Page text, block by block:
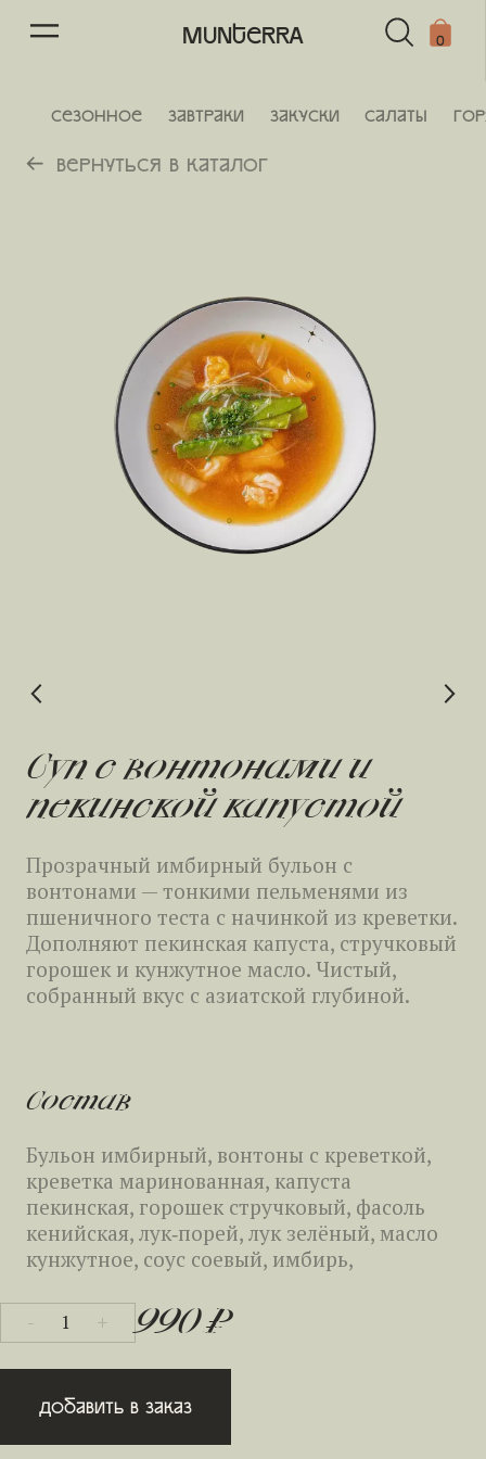
СЕЗОННОЕ Завтраки Закуски Салаты
MUNTERRA 0
Суп с вонтонами и
пекинской капустой
Прозрачный имбирный бульон с
вонтонами — тонкими пельменями из
пшеничного теста с начинкой из креветки.
Дополняют пекинская капуста, стручковый
горошек и кунжутное масло. Чистый,
собранный вкус с азиатской глубиной.
Состав
Бульон имбирный, вонтоны с креветкой,
креветка маринованная, капуста
пекинская, горошек стручковый, фасоль
кенийская, лук‑порей, лук зелёный, масло
кунжутное, соус соевый, имбирь,
Вес
330г
аджиномото, соус устричный, масло
яйца.
Вес
320г
74.9
Ккал
6.5
Белки
Вернуться в каталог
Жареный рис карри с
гребешком и
креветкой
Рис кошибуки, обжаренный с карри и
имбирным маслом. Креветки и гребешок
дают сладость и морскую глубину, яйцо —
мягкость. Овощи и кинза освежают
плотный, пряный вкус.
Состав
Рис кошибуки отварной, креветки и
гребешок маринованные, куриное яйцо,
перец болгарский, цукини, лук‑порей, лук
зелёный, кинза, соус карри, соус соевый,
масло имбирное.
Вес
- 1 + 990 ₽
Добавить в заказ
57